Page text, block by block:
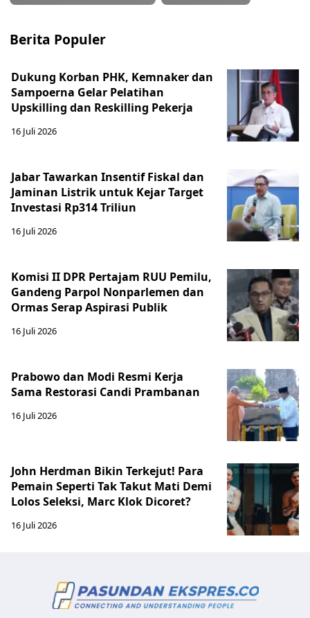
Berita Populer
Dukung Korban PHK, Kemnaker dan
Sampoerna Gelar Pelatihan
Upskilling dan Reskilling Pekerja
16 Juli 2026
Jabar Tawarkan Insentif Fiskal dan
Jaminan Listrik untuk Kejar Target
Investasi Rp314 Triliun
16 Juli 2026
Komisi II DPR Pertajam RUU Pemilu,
Gandeng Parpol Nonparlemen dan
Ormas Serap Aspirasi Publik
16 Juli 2026
Prabowo dan Modi Resmi Kerja
Sama Restorasi Candi Prambanan
16 Juli 2026
John Herdman Bikin Terkejut! Para
Pemain Seperti Tak Takut Mati Demi
Lolos Seleksi, Marc Klok Dicoret?
16 Juli 2026